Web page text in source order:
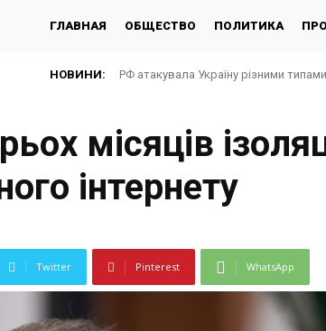
ГЛАВНАЯ ОБЩЕСТВО ПОЛИТИКА
НОВИНИ: РФ атакувала Україну різними
місяців
інтернету
Twitter Pinterest WhatsApp